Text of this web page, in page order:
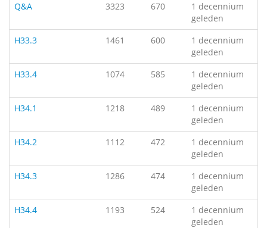
Q&A
3323 670
1 decennium
geleden
H33.3
1461 600
1 decennium
geleden
H33.4
1074 585
1 decennium
geleden
H34.1
1218 489
1 decennium
geleden
H34.2
1112 472
1 decennium
geleden
H34.3
1286 474
1 decennium
geleden
H34.4
1193 524
1 decennium
geleden